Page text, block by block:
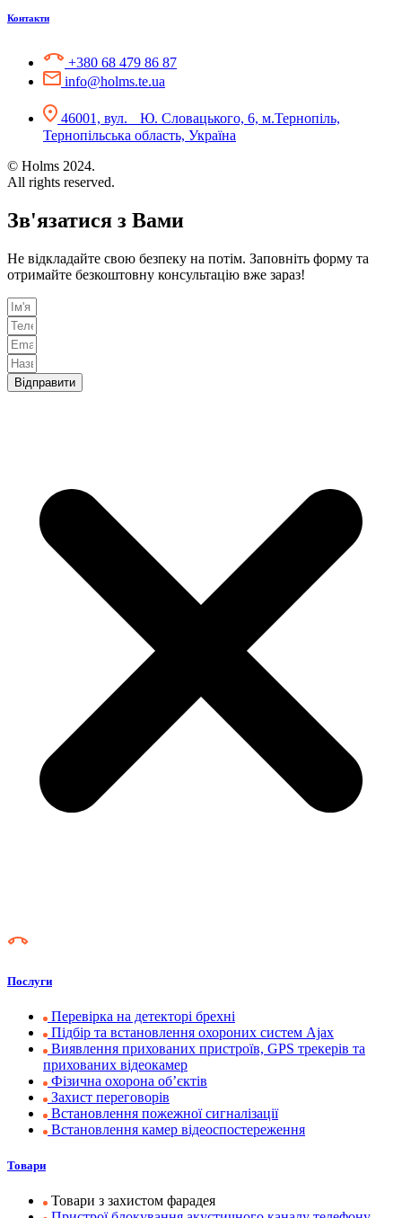
Контакти
+380 68 479 86 87
info@holms.te.ua
46001, вул. Ю. Словацького, 6, м.Тернопіль,
Тернопільська область, Україна
© Holms 2024.
All rights reserved.
Зв'язатися з Вами
Не відкладайте свою безпеку на потім. Заповніть форму та
отримайте безкоштовну консультацію вже зараз!
Відправити
Послуги
Перевірка на детекторі брехні
Підбір та встановлення охороних систем Ajax
Виявлення прихованих пристроїв, GPS трекерів та
прихованих відеокамер
Фізична охорона об’єктів
Захист переговорів
Встановлення пожежної сигналізації
Встановлення камер відеоспостереження
Товари
Товари з захистом фарадея